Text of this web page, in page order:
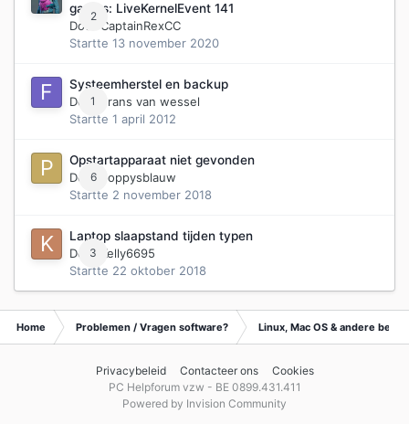
2
games: LiveKernelEvent 141
Door CaptainRexCC
Startte 13 november 2020
1
Systeemherstel en backup
Door
Frans van wessel
Startte 1 april 2012
6
Opstartapparaat niet gevonden
Door
poppysblauw
Startte 2 november 2018
3
Laptop slaapstand tijden typen
Door
Kelly6695
Startte 22 oktober 2018
Home Problemen / Vragen software? Linux, Mac OS & andere
Privacybeleid Contacteer ons
Cookies
PC Helpforum vzw - BE 0899.431.411
Powered by Invision Community